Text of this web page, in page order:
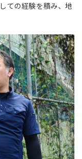
ての経験を積み、地